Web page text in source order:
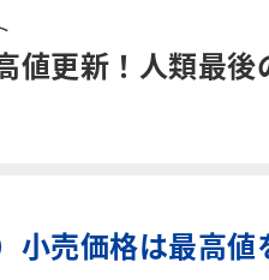
値更新！人類最後
小売価格は最高値